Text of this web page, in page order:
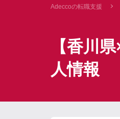
Adeccoの転職支援
【香川
人情報